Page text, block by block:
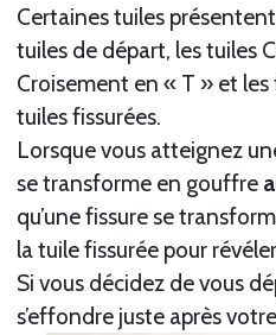
Certaines tuiles
tuiles de départ, les tuiles
Croisement en « T » et
tuiles fissurées.
Lorsque vous atteignez
se transforme en gouffre
qu’une fissure se
la tuile fissurée pour
Si vous décidez de vous
s’effondre juste après